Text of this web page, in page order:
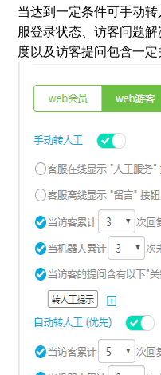
当达到一定条件可手动
服登录状态、访客问题
度以及访客提问包含一定